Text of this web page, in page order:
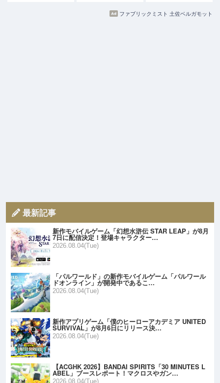
ファブリックミスト 土佐ベルガモット
最新記事
新作モバイルゲーム「幻想水滸伝 STAR LEAP」が8月
7日に配信決定！登場キャラクター…
2026.08.04(Tue)
「パルワールド」の新作モバイルゲーム「パルワール
ドオンライン」が開発中であるこ…
2026.08.04(Tue)
新作アプリゲーム「僕のヒーローアカデミア UNITED
SURVIVAL」が8月6日にリリース決…
2026.08.04(Tue)
【ACGHK 2026】BANDAI SPIRITS「30 MINUTES L
ABEL」ブースレポート！マクロスやガン…
2026.08.04(Tue)